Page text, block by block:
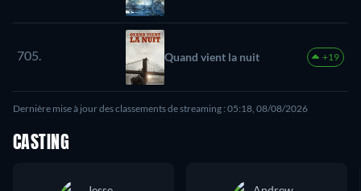
705. Quand vient la nuit +19
Dernière mise à jour des classements de streaming : 05:18, 08/08/2026
CASTING